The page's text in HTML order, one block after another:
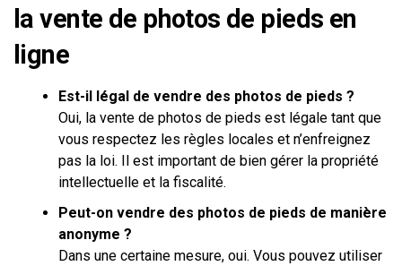
la vente de photos de pieds en
ligne
Est-il légal de vendre des photos de pieds ?
Oui, la vente de photos de pieds est légale tant que
vous respectez les règles locales et n’enfreignez
pas la loi. Il est important de bien gérer la propriété
intellectuelle et la fiscalité.
Peut-on vendre des photos de pieds de manière
anonyme ?
Dans une certaine mesure, oui. Vous pouvez utiliser